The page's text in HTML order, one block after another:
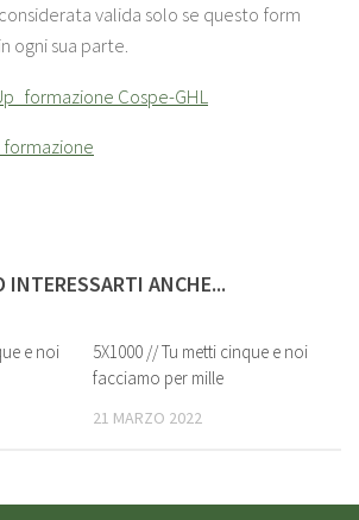
considerata valida solo se questo form
ogni sua parte.
Cospe-GHL
INTERESSARTI ANCHE...
e noi
5X1000 // Tu metti cinque e noi
facciamo per mille
21 MARZO 2022